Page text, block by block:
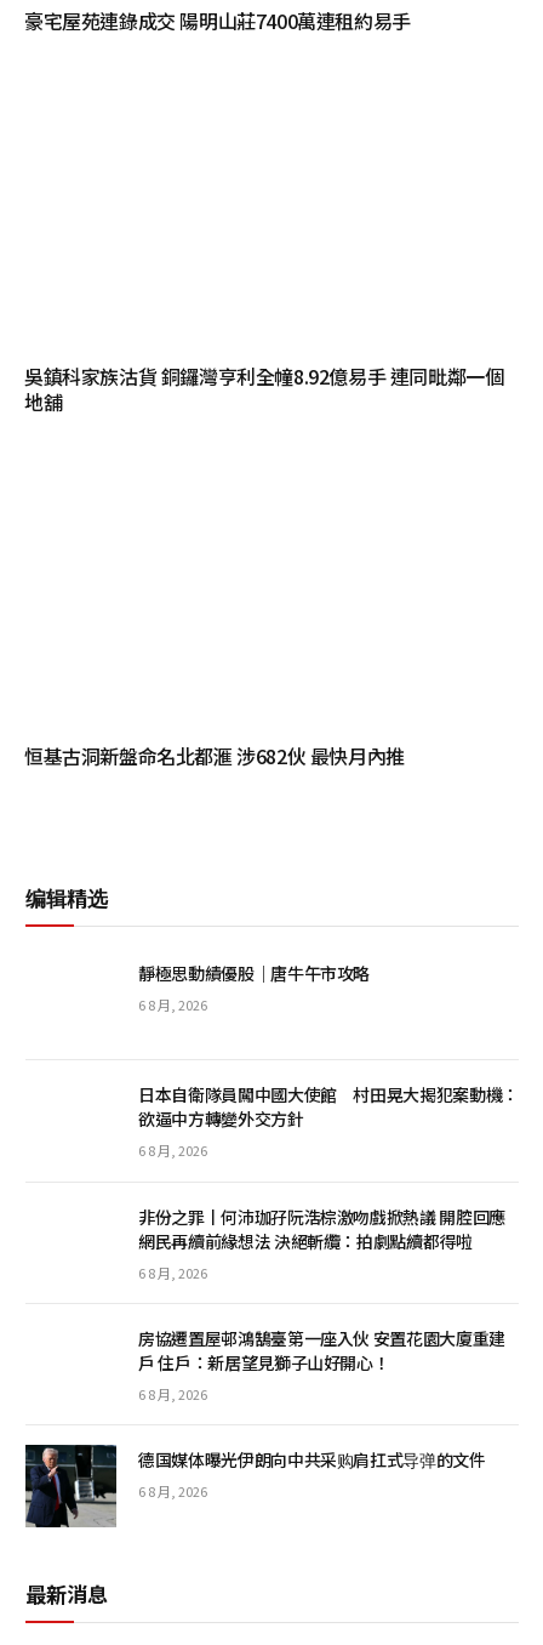
豪宅屋苑連錄成交 陽明山莊7400萬連租約易手
吳鎮科家族沽貨 銅鑼灣亨利全幢8.92億易手 連同毗鄰一個
地舖
恒基古洞新盤命名北都滙 涉682伙 最快月內推
编辑精选
靜極思動績優股｜唐牛午市攻略
6 8 月, 2026
日本自衛隊員闖中國大使館 村田晃大揭犯案動機：
欲逼中方轉變外交方針
6 8 月, 2026
非份之罪丨何沛珈孖阮浩棕激吻戲掀熱議 開腔回應
網民再續前緣想法 決絕斬纜：拍劇點續都得啦
6 8 月, 2026
房協遷置屋邨鴻鵠臺第一座入伙 安置花園大廈重建
戶 住戶：新居望見獅子山好開心！
6 8 月, 2026
德国媒体曝光伊朗向中共采购肩扛式导弹的文件
6 8 月, 2026
最新消息